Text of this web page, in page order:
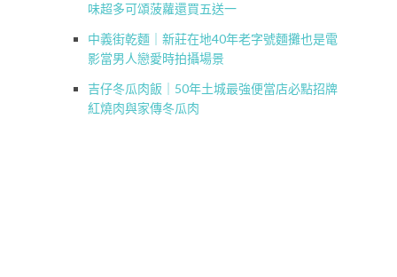
味超多可頌菠蘿還買五送一
中義街乾麵｜新莊在地40年老字號麵攤也是電
影當男人戀愛時拍攝場景
吉仔冬瓜肉飯｜50年土城最強便當店必點招牌
紅燒肉與家傳冬瓜肉